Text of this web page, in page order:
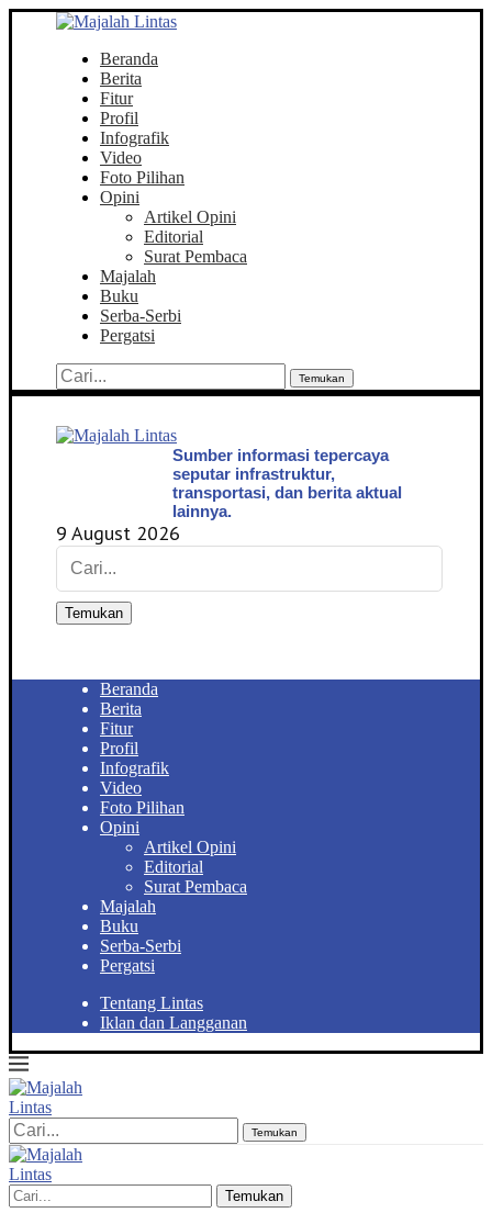
Beranda
Berita
Fitur
Profil
Infografik
Video
Foto Pilihan
Opini
Artikel Opini
Editorial
Surat Pembaca
Majalah
Buku
Serba-Serbi
Pergatsi
Temukan
Sumber informasi tepercaya
seputar infrastruktur,
transportasi, dan berita aktual
lainnya.
9 August 2026
Temukan
Beranda
Berita
Fitur
Profil
Infografik
Video
Foto Pilihan
Opini
Artikel Opini
Editorial
Surat Pembaca
Majalah
Buku
Serba-Serbi
Pergatsi
Tentang Lintas
Iklan dan Langganan
Temukan
Temukan